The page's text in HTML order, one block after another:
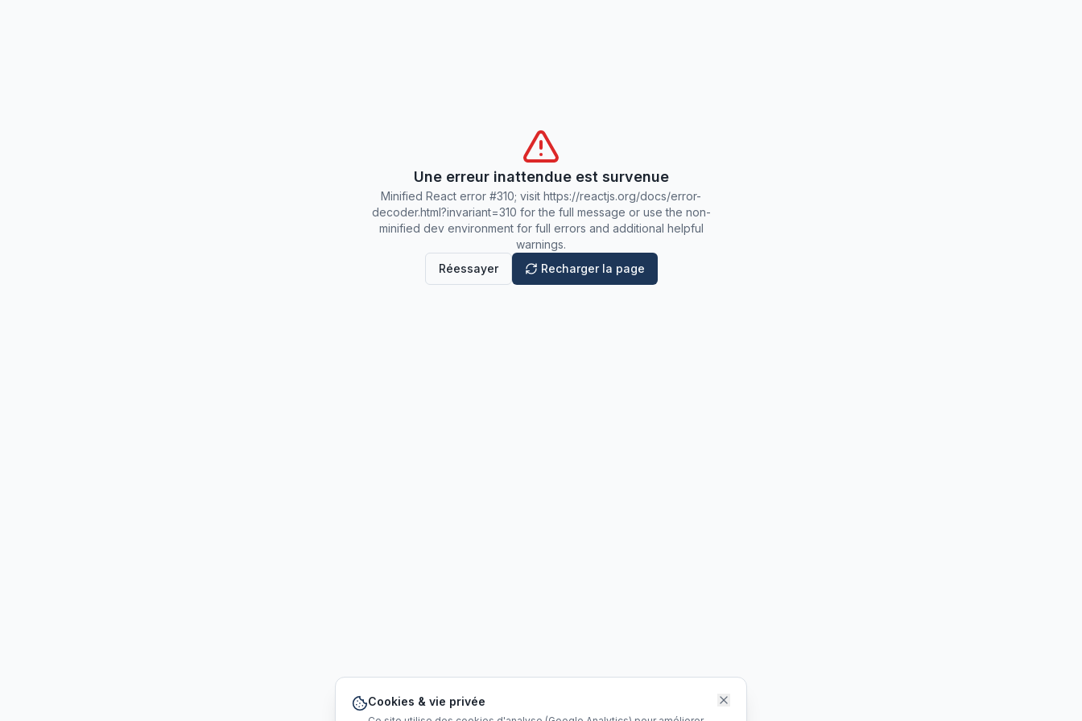
Une erreur inattendue est survenue
Minified React error #310; visit https://reactjs.org/docs/error-
decoder.html?invariant=310 for the full message or use the non-
minified dev environment for full errors and additional helpful
warnings.
Réessayer
Recharger la page
Cookies & vie privée